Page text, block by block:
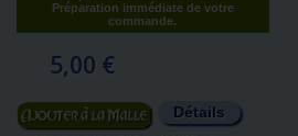
Préparation immédiate de votre
commande.
5,00 €
Ajouter au panier Détails